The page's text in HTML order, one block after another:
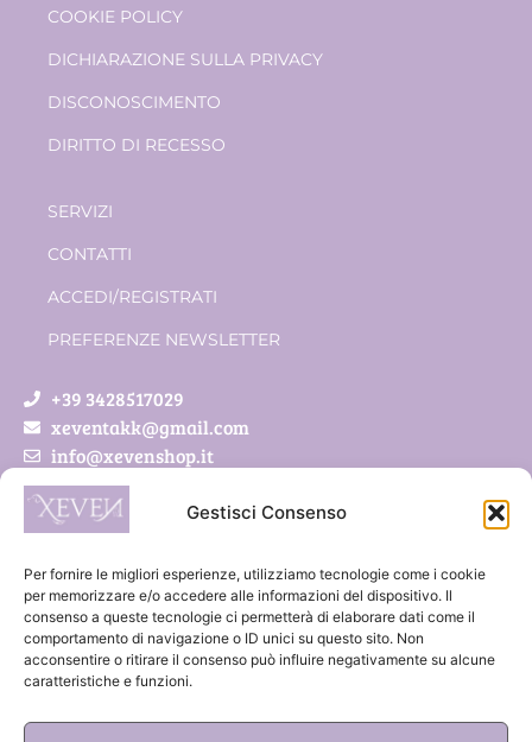
Gestisci Consenso
Per fornire le migliori esperienze, utilizziamo tecnologie come i cookie
per memorizzare e/o accedere alle informazioni del dispositivo. Il
consenso a queste tecnologie ci permetterà di elaborare dati come il
comportamento di navigazione o ID unici su questo sito. Non
acconsentire o ritirare il consenso può influire negativamente su alcune
caratteristiche e funzioni.
COOKIE POLICY
DICHIARAZIONE SULLA PRIVACY
DISCONOSCIMENTO
DIRITTO DI RECESSO
SERVIZI
CONTATTI
ACCEDI/REGISTRATI
PREFERENZE NEWSLETTER
+39 3428517029
xeventakk@gmail.com
info@xevenshop.it
Xeven di Pietrobon Simona
Via Roveda 5/a
41011 Campogalliano (MO)
P.IVA 03888300369